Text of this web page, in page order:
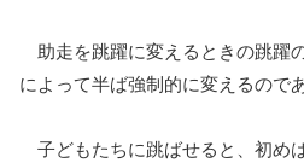
助走を跳躍に変えるときの跳躍
によって半ば強制的に変えるのであ
子どもたちに跳ばせると、初め